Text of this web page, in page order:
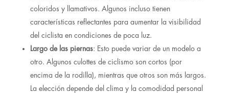
coloridos y llamativos. Algunos incluso tienen
características reflectantes para aumentar la visibilidad
del ciclista en condiciones de poca luz.
Largo de las piernas: Esto puede variar de un modelo a
otro. Algunos culottes de ciclismo son cortos (por
encima de la rodilla), mientras que otros son más largos.
La elección depende del clima y la comodidad personal